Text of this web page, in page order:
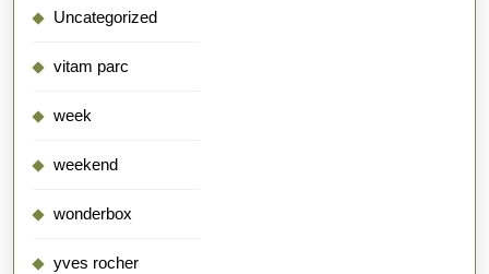
Uncategorized
vitam parc
week
weekend
wonderbox
yves rocher